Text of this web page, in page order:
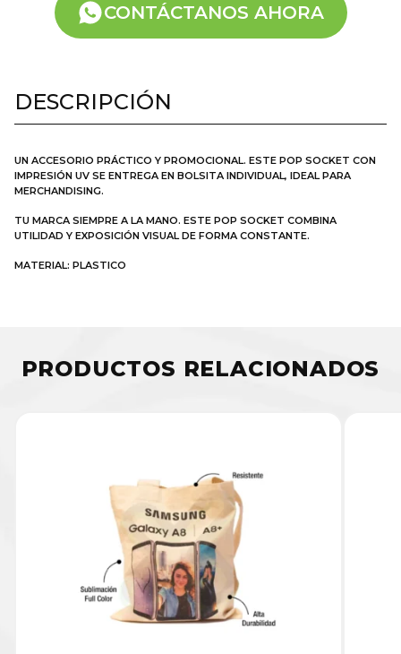
CONTÁCTANOS AHORA
DESCRIPCIÓN
UN ACCESORIO PRÁCTICO Y PROMOCIONAL. ESTE POP SOCKET CON
IMPRESIÓN UV SE ENTREGA EN BOLSITA INDIVIDUAL, IDEAL PARA
MERCHANDISING.
TU MARCA SIEMPRE A LA MANO. ESTE POP SOCKET COMBINA
UTILIDAD Y EXPOSICIÓN VISUAL DE FORMA CONSTANTE.
MATERIAL: PLASTICO
PRODUCTOS RELACIONADOS